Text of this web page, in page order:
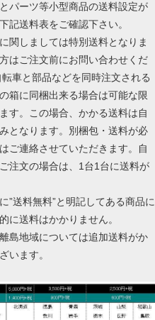
パーツ等小型商品の送料設定が
記送料表をご確認下さい。
関しましては特別送料となりま
はご注文前にお問い合わせくだ
車と部品などを同時注文される
箱に同梱出来る場合は可能な限
す。この場合、かかる送料は自
となります。別梱包・送料が必
ご連絡させていただきます。自
注文の場合は、1台1台に送料が
”送料無料”と明記してある商品に
に送料はかかりません。
島地域については追加送料がか
います。